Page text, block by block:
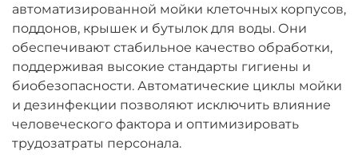
автоматизированной мойки клеточных корпусов,
поддонов, крышек и бутылок для воды. Они
обеспечивают стабильное качество обработки,
поддерживая высокие стандарты гигиены и
биобезопасности. Автоматические циклы мойки
и дезинфекции позволяют исключить влияние
человеческого фактора и оптимизировать
трудозатраты персонала.